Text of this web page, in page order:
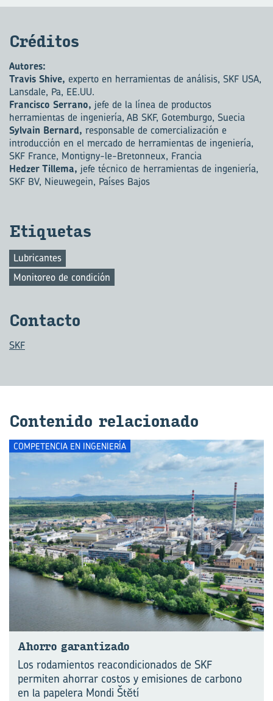
Cré­di­tos
Autores:
Travis Shive, experto en herramientas de análisis, SKF USA,
Lansdale, Pa, EE.UU.
Francisco Serrano, jefe de la línea de productos
herramientas de ingeniería, AB SKF, Gotemburgo, Suecia
Sylvain Bernard, responsable de comercialización e
introducción en el mercado de herramientas de ingeniería,
SKF France, Montigny-le-Bretonneux, Francia
Hedzer Tillema, jefe técnico de herramientas de ingeniería,
SKF BV, Nieuwegein, Países Bajos
Eti­que­tas
Lubricantes
Monitoreo de condición
Con­tac­to
SKF
Con­te­ni­do re­la­cio­na­do
COMPETENCIA EN INGENIERÍA
Aho­rro ga­ran­ti­za­do
Los rodamientos reacondicionados de SKF
permiten ahorrar costos y emisiones de carbono
en la papelera Mondi Štĕtí